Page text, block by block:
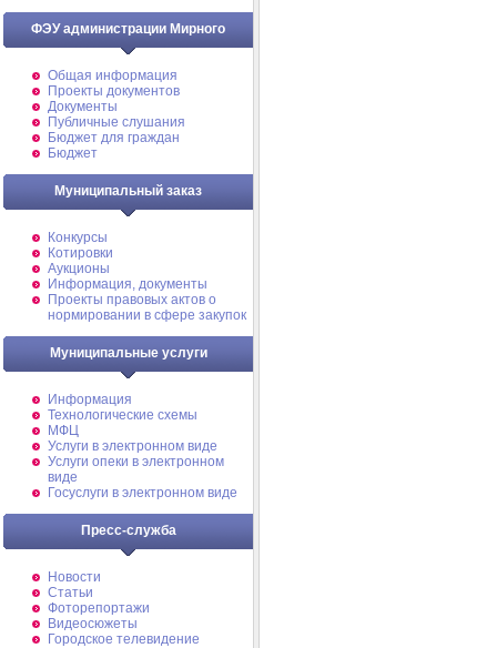
ФЭУ администрации Мирного
Общая информация
Проекты документов
Документы
Публичные слушания
Бюджет для граждан
Бюджет
Муниципальный заказ
Конкурсы
Котировки
Аукционы
Информация, документы
Проекты правовых актов о
нормировании в сфере закупок
Муниципальные услуги
Информация
Технологические схемы
МФЦ
Услуги в электронном виде
Услуги опеки в электронном
виде
Госуслуги в электронном виде
Пресс-служба
Новости
Статьи
Фоторепортажи
Видеосюжеты
Городское телевидение